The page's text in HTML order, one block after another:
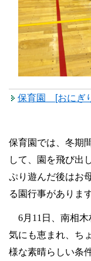
保育園 [おにぎ
保育園では、冬期
して、園を飛び出
ぷり遊んだ後はお
る園行事があります
6月11日、南相木
気にも恵まれ、ち
様な素晴らしい条